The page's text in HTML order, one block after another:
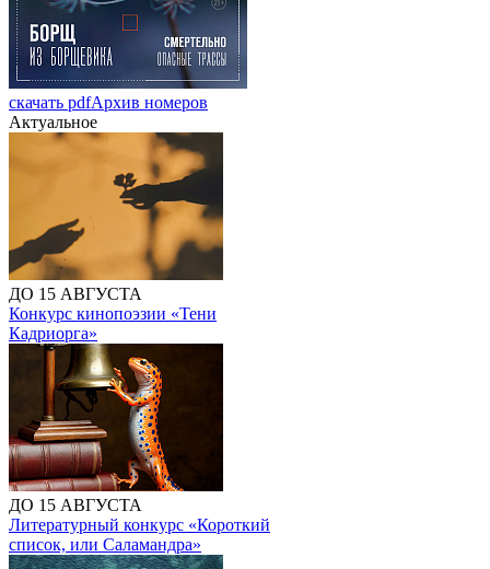
скачать pdfАрхив номеров
Актуальное
ДО 15 АВГУСТА
Конкурс кинопоэзии «Тени
Кадриорга»
ДО 15 АВГУСТА
Литературный конкурс «Короткий
список, или Саламандра»